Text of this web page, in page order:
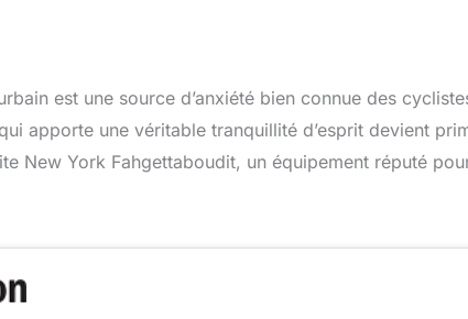
est une source d’anxiété bien connue des
apporte une véritable tranquillité d’esprit devient
New York Fahgettaboudit, un équipement réputé